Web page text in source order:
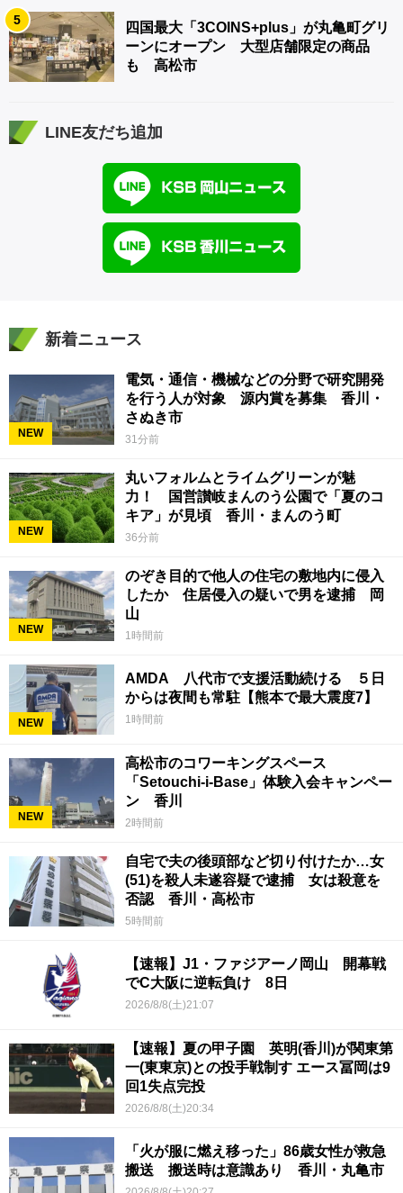
5
四国最大「3COINS+plus」が丸亀町グリ
ーンにオープン 大型店舗限定の商品
も 高松市
LINE友だち追加
新着ニュース
NEW
電気・通信・機械などの分野で研究開発
を行う人が対象 源内賞を募集 香川・
さぬき市
31分前
NEW
丸いフォルムとライムグリーンが魅
力！ 国営讃岐まんのう公園で「夏のコ
キア」が見頃 香川・まんのう町
36分前
NEW
のぞき目的で他人の住宅の敷地内に侵入
したか 住居侵入の疑いで男を逮捕 岡
山
1時間前
NEW
AMDA 八代市で支援活動続ける ５日
からは夜間も常駐【熊本で最大震度7】
1時間前
NEW
高松市のコワーキングスペース
「Setouchi-i-Base」体験入会キャンペー
ン 香川
2時間前
自宅で夫の後頭部など切り付けたか…女
(51)を殺人未遂容疑で逮捕 女は殺意を
否認 香川・高松市
5時間前
【速報】J1・ファジアーノ岡山 開幕戦
でC大阪に逆転負け 8日
2026/8/8(土)21:07
【速報】夏の甲子園 英明(香川)が関東第
一(東東京)との投手戦制す エース冨岡は9
回1失点完投
2026/8/8(土)20:34
「火が服に燃え移った」86歳女性が救急
搬送 搬送時は意識あり 香川・丸亀市